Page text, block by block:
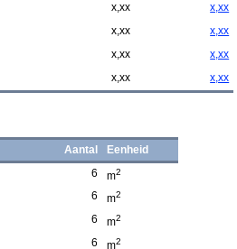
x,xx
x,xx
x,xx
x,xx
x,xx
x,xx
x,xx x,xx
Aantal
Eenheid
6 m2
6 m2
6 m2
6 m2